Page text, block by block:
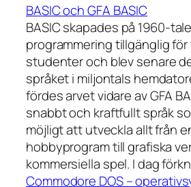
BASIC och GFA BASIC
BASIC skapades på 1960-
programmering tillgänglig för
studenter och blev senare
språket i miljontals
fördes arvet vidare av GFA
snabbt och kraftfullt språk
möjligt att utveckla allt från
hobbyprogram till grafiska
kommersiella spel. I dag
Commodore DOS –